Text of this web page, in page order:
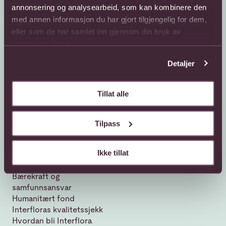
annonsering og analysearbeid, som kan kombinere den
med annen informasjon du har gjort tilgjengelig for dem,
eller som de har samlet inn gjennom din bruk av
tjenestene deres.
Detaljer
Tillat alle
Tilpass
Ikke tillat
66 85 75 50
Mandag - fredag
800 40 400
Mandag - fredag
utlandet
Gavekort
Interflora +
Vår historie
Bærekraft og
samfunnsansvar
Humanitært fond
Interfloras kvalitetssjekk
Hvordan bli Interflora